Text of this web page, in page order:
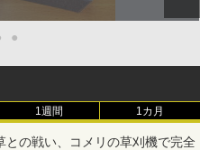
●
1週間 1カ月
との戦い、コメリの草刈機で完全